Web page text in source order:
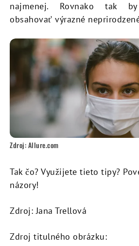
najmenej. Rovnako tak
obsahovať výrazné
Zdroj: Allure.com
Tak čo? Využijete tieto tipy?
názory!
Zdroj: Jana Trellová
Zdroj titulného obrázku: